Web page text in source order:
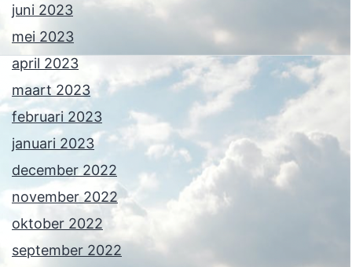
juni 2023
mei 2023
april 2023
maart 2023
februari 2023
januari 2023
december 2022
november 2022
oktober 2022
september 2022